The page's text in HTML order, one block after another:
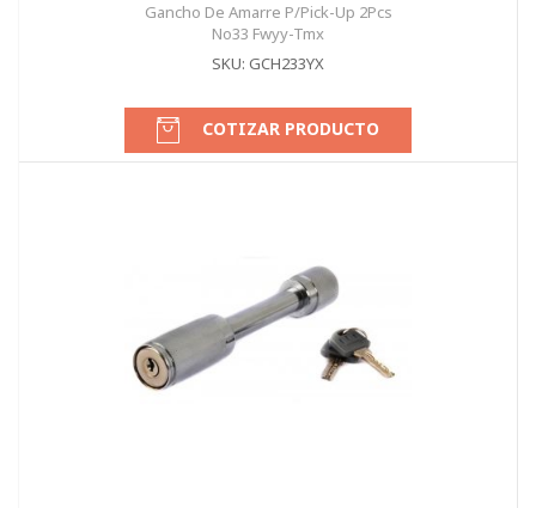
Gancho De Amarre P/Pick-Up 2Pcs
No33 Fwyy-Tmx
SKU: GCH233YX
COTIZAR PRODUCTO